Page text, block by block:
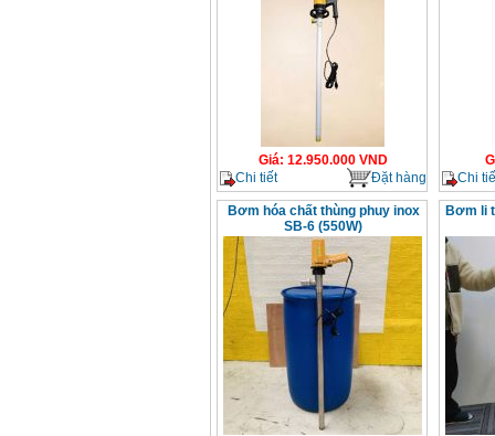
Giá: 12.950.000 VND
Chi tiết
Đặt hàng
Chi
Bơm hóa chất thùng phuy inox
SB-6 (550W)
Bơm li